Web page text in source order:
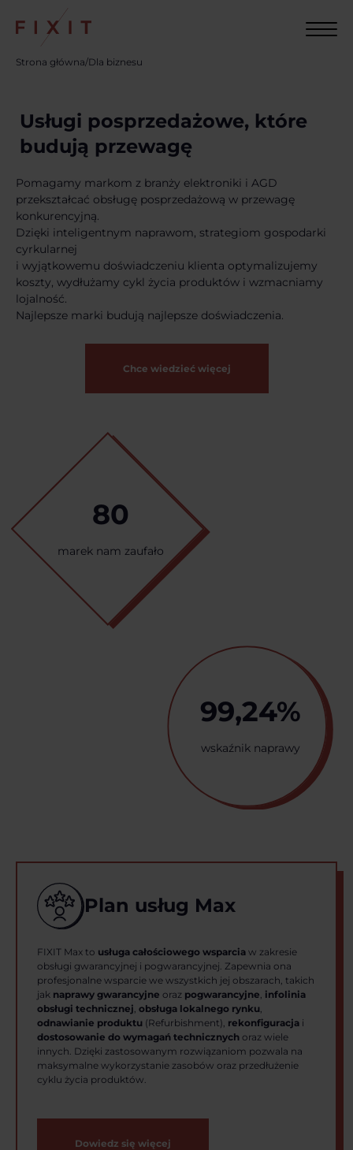
Strona główna/Dla biznesu
Usługi posprzedażowe, które
budują przewagę
Pomagamy markom z branży elektroniki i AGD
przekształcać obsługę posprzedażową w przewagę
konkurencyjną.
Dzięki inteligentnym naprawom, strategiom gospodarki
cyrkularnej
i wyjątkowemu doświadczeniu klienta optymalizujemy
koszty, wydłużamy cykl życia produktów i wzmacniamy
lojalność.
Najlepsze marki budują najlepsze doświadczenia.
Chce wiedzieć więcej
80
marek nam zaufało
99,24%
wskaźnik naprawy
Plan usług Max
FIXIT Max to usługa całościowego wsparcia w zakresie
obsługi gwarancyjnej i pogwarancyjnej. Zapewnia ona
profesjonalne wsparcie we wszystkich jej obszarach, takich
jak naprawy gwarancyjne oraz pogwarancyjne infolinia
obsługi technicznej obsługa lokalnego rynku
odnawianie produktu (Refurbishment), rekonfiguracja i
dostosowanie do wymagań technicznych oraz wiele
innych. Dzięki zastosowanym rozwiązaniom pozwala na
maksymalne wykorzystanie zasobów oraz przedłużenie
cyklu życia produktów.
Dowiedz się więcej